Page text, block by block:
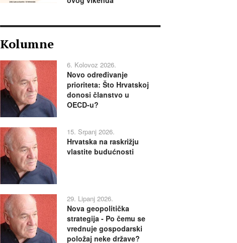
Kolumne
6. Kolovoz 2026.
Novo određivanje
prioriteta: Što Hrvatskoj
donosi članstvo u
OECD-u?
15. Srpanj 2026.
Hrvatska na raskrižju
vlastite budućnosti
29. Lipanj 2026.
Nova geopolitička
strategija - Po čemu se
vrednuje gospodarski
položaj neke države?